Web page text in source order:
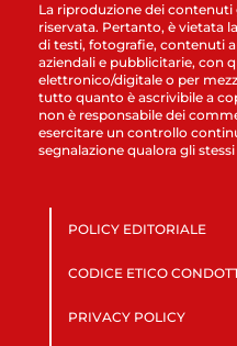
La riproduzione dei contenuti
riservata. Pertanto, è vietata
di testi, fotografie, contenuti
aziendali e pubblicitarie, con
elettronico/digitale o per
tutto quanto è ascrivibile a
non è responsabile dei
esercitare un controllo
segnalazione qualora gli
POLICY EDITORIALE
CODICE ETICO
PRIVACY POLICY